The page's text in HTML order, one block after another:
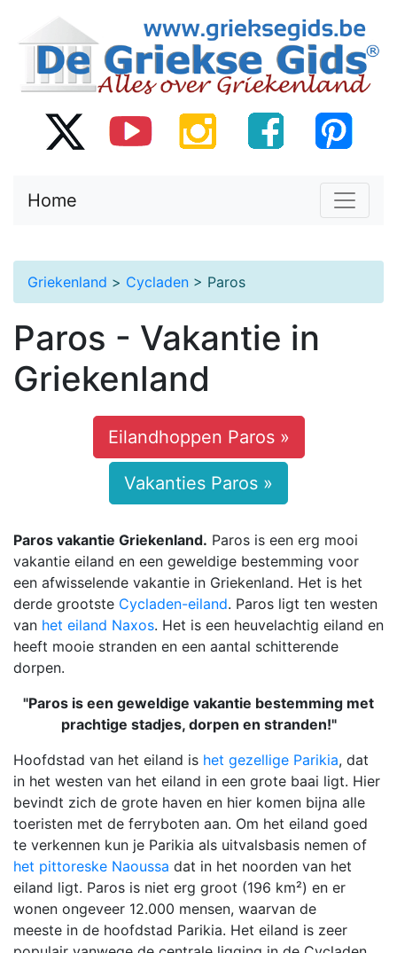
Home
Griekenland > Cycladen > Paros
Paros - Vakantie in
Griekenland
Eilandhoppen Paros »
Vakanties Paros »
Paros vakantie Griekenland. Paros is een erg mooi
vakantie eiland en een geweldige bestemming voor
een afwisselende vakantie in Griekenland. Het is het
derde grootste Cycladen-eiland. Paros ligt ten westen
van het eiland Naxos. Het is een heuvelachtig eiland en
heeft mooie stranden en een aantal schitterende
dorpen.
"Paros is een geweldige vakantie bestemming met
prachtige stadjes, dorpen en stranden!"
Hoofdstad van het eiland is het gezellige Parikia, dat
in het westen van het eiland in een grote baai ligt. Hier
bevindt zich de grote haven en hier komen bijna alle
toeristen met de ferryboten aan. Om het eiland goed
te verkennen kun je Parikia als uitvalsbasis nemen of
het pittoreske Naoussa dat in het noorden van het
eiland ligt. Paros is niet erg groot (196 km²) en er
wonen ongeveer 12.000 mensen, waarvan de
meeste in de hoofdstad Parikia. Het eiland is zeer